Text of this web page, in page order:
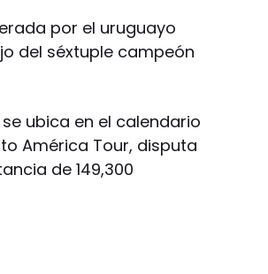
por el uruguayo
del séxtuple campeón
ubica en el calendario
América Tour, disputa
de 149,300